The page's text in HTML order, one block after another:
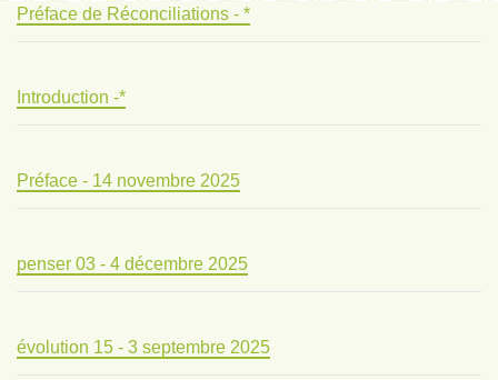
Préface de Réconciliations - *
Introduction -*
Préface - 14 novembre 2025
penser 03 - 4 décembre 2025
évolution 15 - 3 septembre 2025